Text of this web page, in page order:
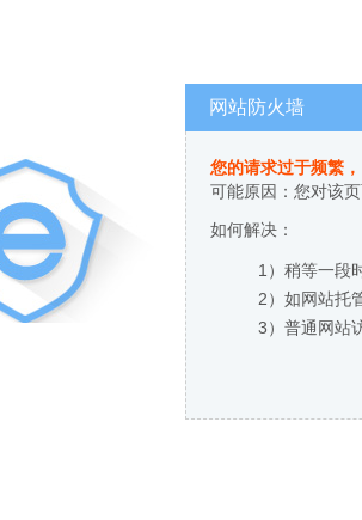
网站防火墙
您的请求过于频繁
可能原因：您对该
如何解决：
1）稍等一段
2）如网站托
3）普通网站